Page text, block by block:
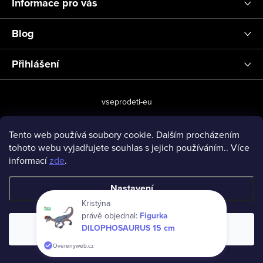
Tento web používá soubory cookie. Dalším procházením
tohoto webu vyjadřujete souhlas s jejich používáním.. Více
informacízde.
Nastavení
Souhlasím
Blog
Přihlášení
vseprodeti-eu
Copyright 2026www.vseprodeti.eu. Všechna práva vyhrazena.
Kristýna
právě objednal: Figurka
DILOPHOSAURUS 15 cm
Overenyweb.cz